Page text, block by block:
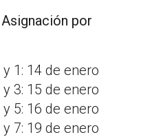
por
1: 14 de enero
3: 15 de enero
5: 16 de enero
7: 19 de enero